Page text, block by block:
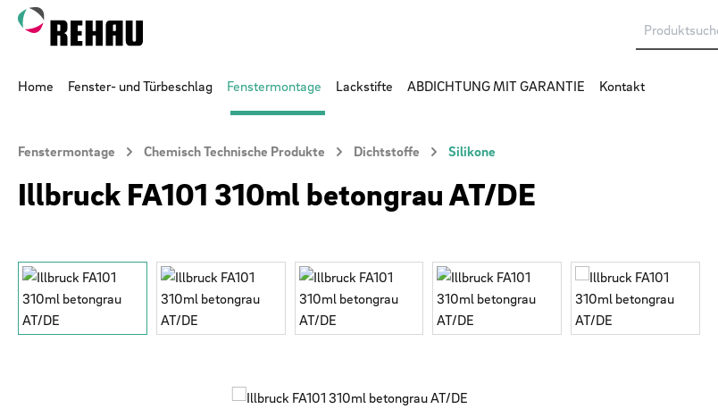
Hauptinhalt springen
Zur Suche springen
Zur Hauptnavigation springen
Home Fenster- und Türbeschlag Fenstermontage Lackstifte ABDICHTUNG MIT GARANTIE Kontakt
Fenstermontage Chemisch Technische Produkte Dichtstoffe Silikone
Illbruck FA101 310ml betongrau AT/DE
Bildergalerie überspringen